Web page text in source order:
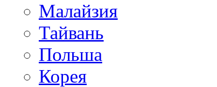
Малайзия
Тайвань
Польша
Корея